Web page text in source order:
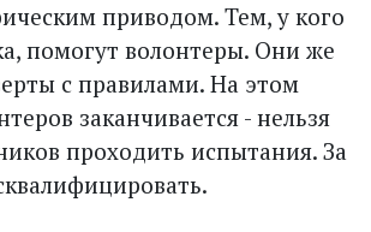
приводом. Тем, у кого
помогут волонтеры. Они же
с правилами. На этом
заканчивается - нельзя
проходить испытания. За